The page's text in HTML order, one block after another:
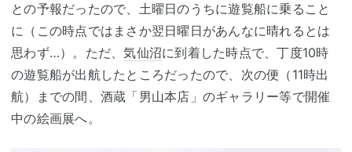
との予報だったので、土曜日のうちに遊覧船に乗ること
に（この時点ではまさか翌日曜日があんなに晴れるとは
思わず…）。ただ、気仙沼に到着した時点で、丁度10時
の遊覧船が出航したところだったので、次の便（11時出
航）までの間、酒蔵「男山本店」のギャラリー等で開催
中の絵画展へ。